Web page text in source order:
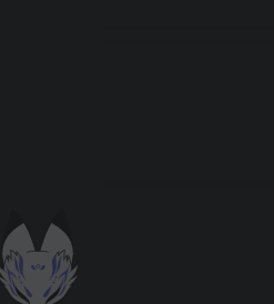
крутих нововведень
Підтримати проєкт